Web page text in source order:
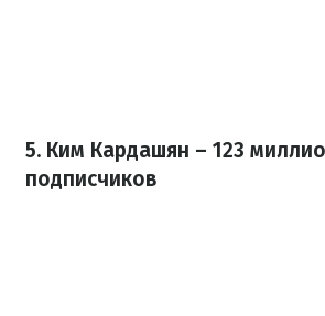
5. Ким Кардашян – 123
подписчиков